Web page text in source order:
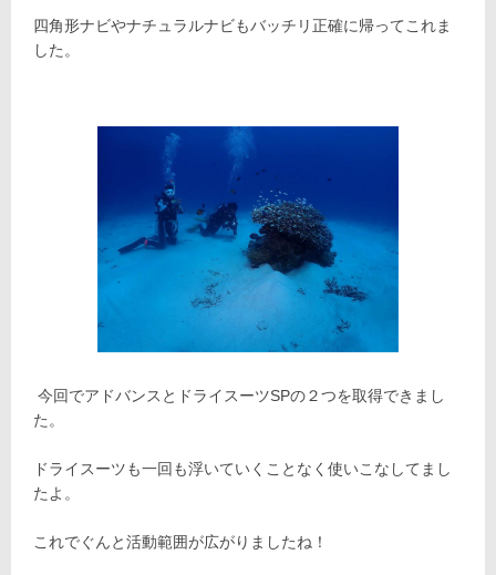
四角形ナビやナチュラルナビもバッチリ正確に帰ってこれま
した。
今回でアドバンスとドライスーツSPの２つを取得できまし
た。
ドライスーツも一回も浮いていくことなく使いこなしてまし
たよ。
これでぐんと活動範囲が広がりましたね！